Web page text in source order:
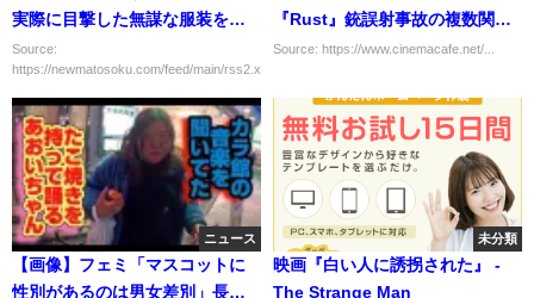
実際に目撃した無謀な服装をカ
ッコつけながら紹介してしまう
Source:
https://newmatosoku.com/feed/main/rss2.xml...
『Rust』銃誤射事故の複数関係
者、照明係から訴訟を起こされ
Source: https://www.cinemacafe.net/...
ニュース
【画像】フェミ「マスコットに
性別があるのは男女差別」長崎
未分類
映画『白い人に誘拐された』 -
The Strange Man